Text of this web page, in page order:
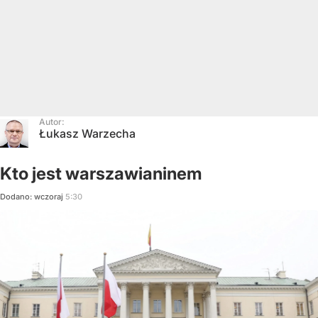
Autor:
Łukasz Warzecha
Kto jest warszawianinem
Dodano: wczoraj 5:30